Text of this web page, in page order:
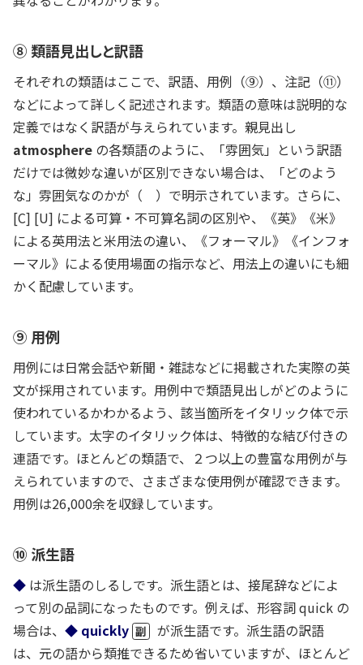
⑧ 類語見出しと訳語
それぞれの類語はここで、訳語、用例（⑨）、注記（⑪）
などによって詳しく記述されます。類語の意味は説明的な
定義ではなく訳語が与えられています。 親見出し
atmosphere の各類語のように、「雰囲気」という訳語
だけでは微妙な違いが区別できない場合は、「どのよう
な」雰囲気なのかが（ ）で明示されています。さらに、
[C] [U] による可算・不可算名詞の区別や、《英》《米》
による英用法と米用法の違い、《フォーマル》《インフォ
ーマル》による使用場面の指示など、用法上の違いにも細
かく配慮しています。
⑨ 用例
用例には日常会話や新聞・雑誌などに掲載された実際の英
文が採用されています。用例中で類語見出しがどのように
使われているかわかるよう、該当箇所をイタリック体で示
しています。太字のイタリック体は、特徴的な結び付きの
連語です。ほとんどの類語で、２つ以上の豊富な用例が与
えられていますので、さまざまな使用例が確認できます。
用例は26,000余を収録しています。
⑩ 派生語
◆ は派生語のしるしです。派生語とは、接尾辞などによ
って別の品詞になったものです。例えば、形容詞 quick の
場合は、 ◆ quickly 副
が派生語です。派生語の訳語
は、元の語から類推できるため省いていますが、ほとんど